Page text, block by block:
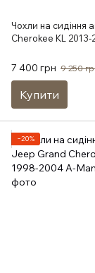
Чохли на сидіння
Cherokee KL 2013-
7 400 грн 9 250
Купити
−20%